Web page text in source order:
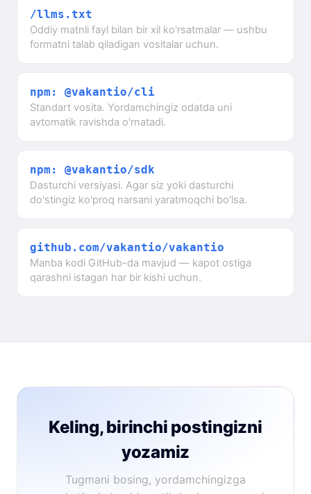
/llms.txt
Oddiy matnli fayl bilan bir xil ko'rsatmalar — ushbu
formatni talab qiladigan vositalar uchun.
npm: @vakantio/cli
Standart vosita. Yordamchingiz odatda uni
avtomatik ravishda o'rnatadi.
npm: @vakantio/sdk
Dasturchi versiyasi. Agar siz yoki dasturchi
do'stingiz ko'proq narsani yaratmoqchi bo'lsa.
github.com/vakantio/vakantio
Manba kodi GitHub-da mavjud — kapot ostiga
qarashni istagan har bir kishi uchun.
Keling, birinchi postingizni
yozamiz
Tugmani bosing, yordamchingizga